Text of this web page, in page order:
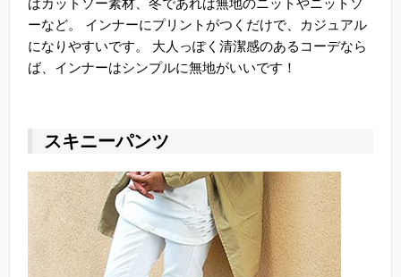
ーなど。 インナーにプリントがつくだけで、カジュアル
になりやすいです。 大人っぽく清潔感のあるコーデなら
ば、インナーはシンプルに無地がいいです！
スキニーパンツ